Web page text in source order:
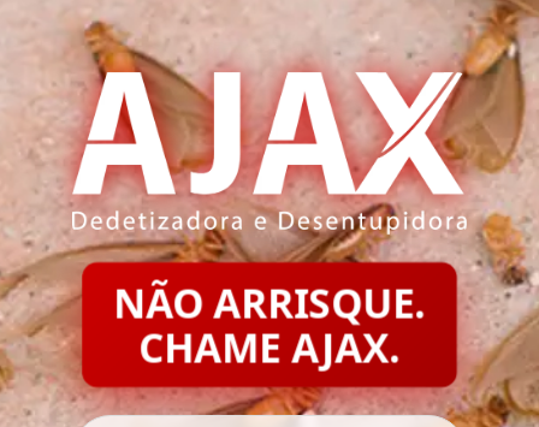
NÃO ARRISQUE.
CHAME AJAX.